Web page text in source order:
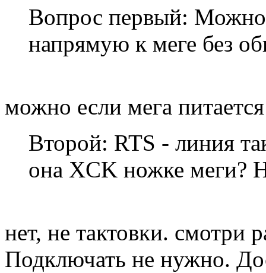
Вопрос первый:
напрямую к меге без
можно если мега
Второй: RTS - линия
она XCK ножке меги?
нет, не тактовки. смотри
Подключать не нужно.